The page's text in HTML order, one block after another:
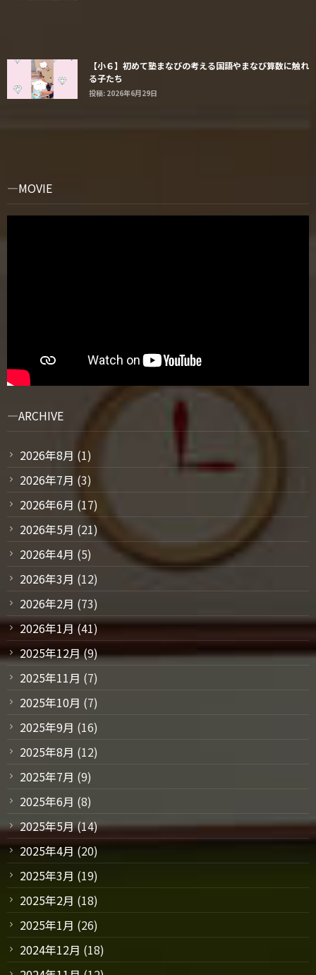
【小６】初めて塾まなびの考える国語やまなび算数に触れ
る子たち
投稿: 2026年6月29日
MOVIE
ARCHIVE
2026年8月 (1)
2026年7月 (3)
2026年6月 (17)
2026年5月 (21)
2026年4月 (5)
2026年3月 (12)
2026年2月 (73)
2026年1月 (41)
2025年12月(9)
2025年11月 (7)
2025年10月 (7)
2025年9月 (16)
2025年8月 (12)
2025年7月 (9)
2025年6月 (8)
2025年5月(14)
2025年4月 (20)
2025年3月 (19)
2025年2月 (18)
2025年1月 (26)
2024年12月 (18)